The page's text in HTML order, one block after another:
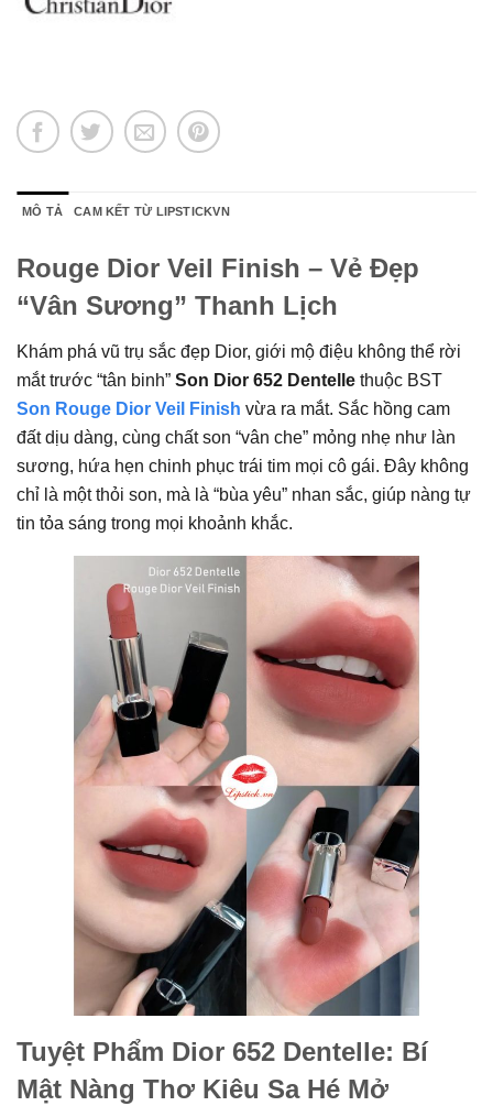
MÔ TẢ CAM KẾT TỪ LIPSTICKVN
Rouge Dior Veil Finish – Vẻ Đẹp
“Vân Sương” Thanh Lịch
Khám phá vũ trụ sắc đẹp Dior, giới mộ điệu không thể rời
mắt trước “tân binh” Son Dior 652 Dentelle thuộc BST
Son Rouge Dior Veil Finish vừa ra mắt. Sắc hồng cam
đất dịu dàng, cùng chất son “vân che” mỏng nhẹ như làn
sương, hứa hẹn chinh phục trái tim mọi cô gái. Đây không
chỉ là một thỏi son, mà là “bùa yêu” nhan sắc, giúp nàng tự
tin tỏa sáng trong mọi khoảnh khắc.
Tuyệt Phẩm Dior 652 Dentelle: Bí
Mật Nàng Thơ Kiêu Sa Hé Mở